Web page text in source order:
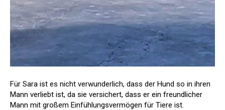
Für Sara ist es nicht verwunderlich, dass der Hund so in ihren
Mann verliebt ist, da sie versichert, dass er ein freundlicher
Mann mit großem Einfühlungsvermögen für Tiere ist.